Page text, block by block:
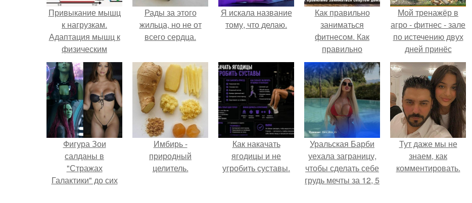
Привыкание мышц
к нагрузкам.
Адаптация мышц к
физическим
нагрузкам.
Рады за этого
жильца, но не от
всего сердца.
Я искала название
тому, что делаю.
Как правильно
заниматься
фитнесом. Как
правильно
заниматься
спортом в
домашних
условиях.
Мой тренажёр в
агро - фитнес - зале
по истечению двух
дней принёс
ощутимый
результат.
Фигура Зои
салданы в
"Стражах
Галактики" до сих
Имбирь -
природный
целитель.
Как накачать
ягодицы и не
угробить суставы.
Уральская Барби
уехала заграницу,
чтобы сделать себе
грудь мечты за 12, 5
Тут даже мы не
знаем, как
комментировать.